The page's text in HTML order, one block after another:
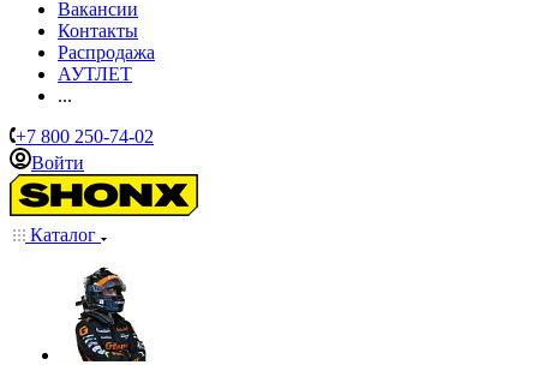
Вакансии
Контакты
Распродажа
АУТЛЕТ
...
+7 800 250-74-02
Войти
Каталог